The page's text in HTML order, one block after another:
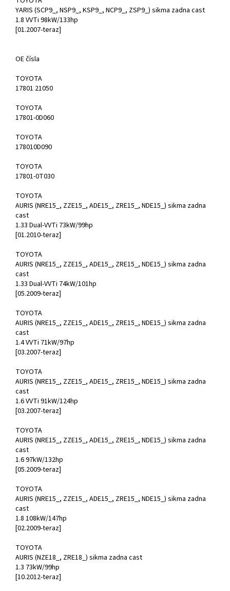
YARIS (SCP9_, NSP9_, KSP9_, NCP9_, ZSP9_) sikma zadna cast
1.8 VVTi 98kW/133hp
[01.2007-teraz]
OE čísla
TOYOTA
17801 21050
TOYOTA
17801-0D060
TOYOTA
178010D090
TOYOTA
17801-0T030
TOYOTA
AURIS (NRE15_, ZZE15_, ADE15_, ZRE15_, NDE15_) sikma zadna
cast
1.33 Dual-VVTi 73kW/99hp
[01.2010-teraz]
TOYOTA
AURIS (NRE15_, ZZE15_, ADE15_, ZRE15_, NDE15_) sikma zadna
cast
1.33 Dual-VVTi 74kW/101hp
[05.2009-teraz]
TOYOTA
AURIS (NRE15_, ZZE15_, ADE15_, ZRE15_, NDE15_) sikma zadna
cast
1.4 VVTi 71kW/97hp
[03.2007-teraz]
TOYOTA
AURIS (NRE15_, ZZE15_, ADE15_, ZRE15_, NDE15_) sikma zadna
cast
1.6 VVTi 91kW/124hp
[03.2007-teraz]
TOYOTA
AURIS (NRE15_, ZZE15_, ADE15_, ZRE15_, NDE15_) sikma zadna
cast
1.6 97kW/132hp
[05.2009-teraz]
TOYOTA
AURIS (NRE15_, ZZE15_, ADE15_, ZRE15_, NDE15_) sikma zadna
cast
1.8 108kW/147hp
[02.2009-teraz]
TOYOTA
AURIS (NZE18_, ZRE18_) sikma zadna cast
1.3 73kW/99hp
[10.2012-teraz]